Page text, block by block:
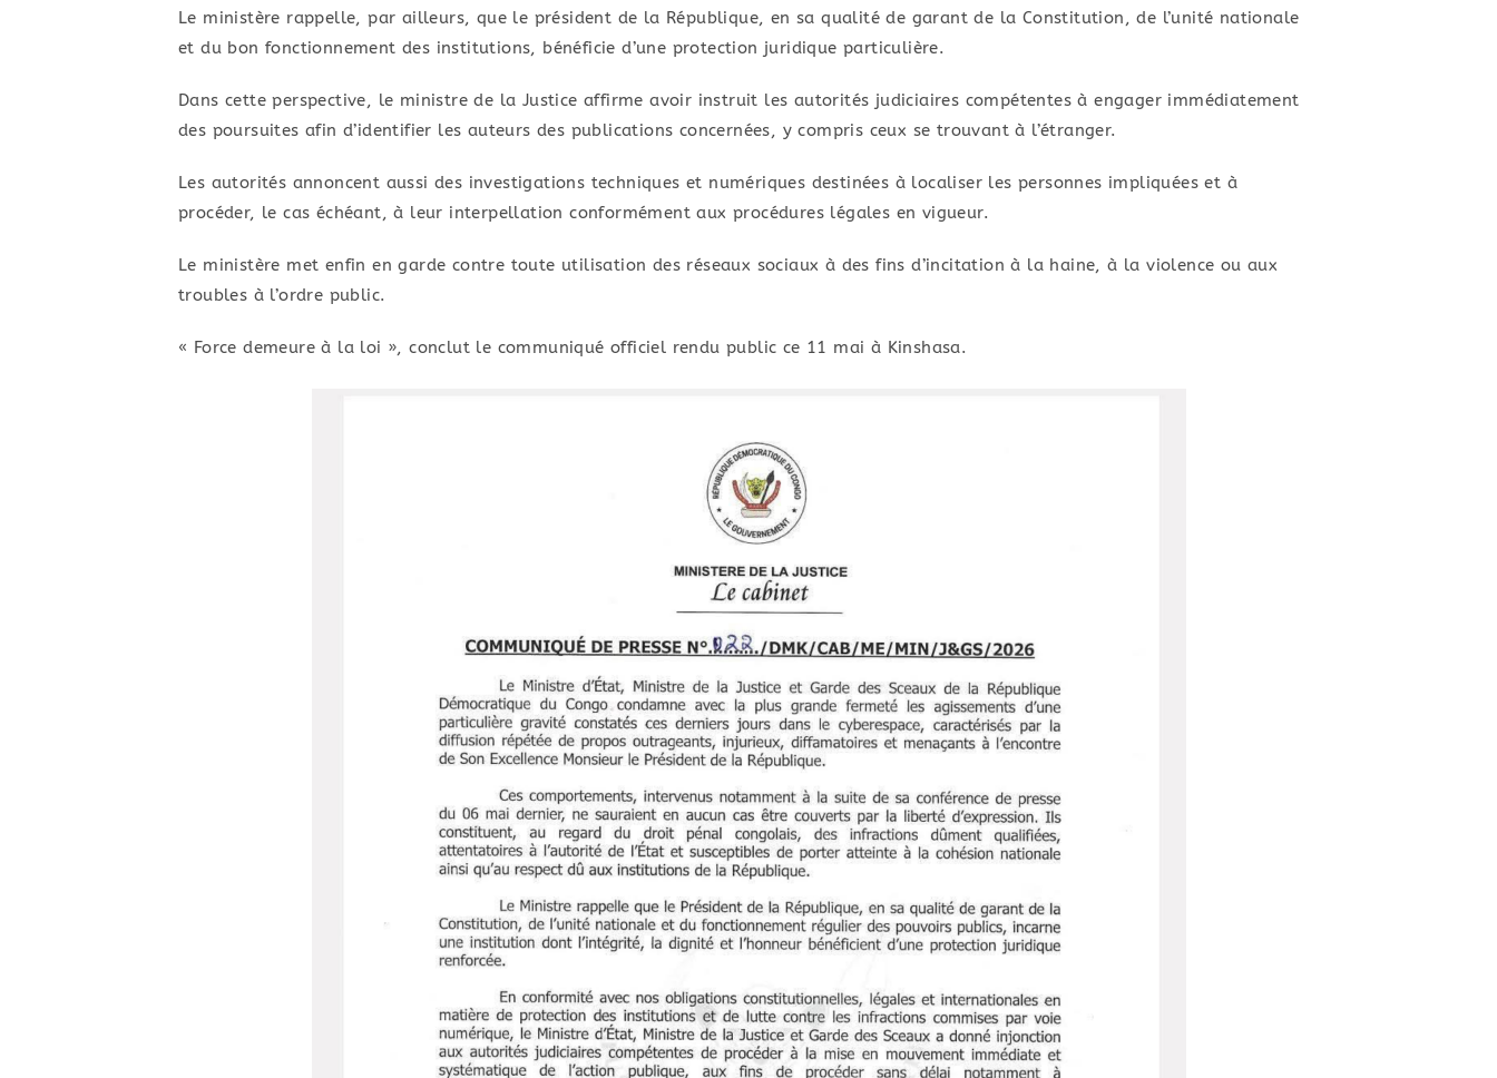
Le ministère rappelle, par ailleurs, que le président de la République, en sa qualité de garant de la Constitution, de l’unité nationale
et du bon fonctionnement des institutions, bénéficie d’une protection juridique particulière.
Dans cette perspective, le ministre de la Justice affirme avoir instruit les autorités judiciaires compétentes à engager immédiatement
des poursuites afin d’identifier les auteurs des publications concernées, y compris ceux se trouvant à l’étranger.
Les autorités annoncent aussi des investigations techniques et numériques destinées à localiser les personnes impliquées et à
procéder, le cas échéant, à leur interpellation conformément aux procédures légales en vigueur.
Le ministère met enfin en garde contre toute utilisation des réseaux sociaux à des fins d’incitation à la haine, à la violence ou aux
troubles à l’ordre public.
« Force demeure à la loi », conclut le communiqué officiel rendu public ce 11 mai à Kinshasa.